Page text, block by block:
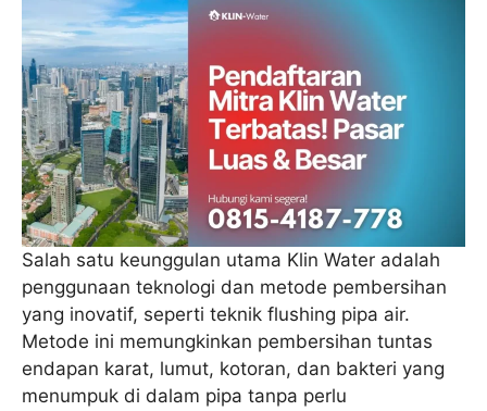
Salah satu keunggulan utama Klin Water adalah
penggunaan teknologi dan metode pembersihan
yang inovatif, seperti teknik flushing pipa air.
Metode ini memungkinkan pembersihan tuntas
endapan karat, lumut, kotoran, dan bakteri yang
menumpuk di dalam pipa tanpa perlu